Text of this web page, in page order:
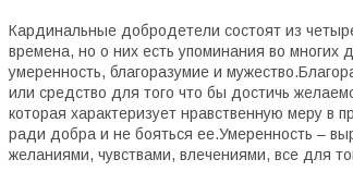
Кардинальные добродетели состоят из
времена, но о них есть упоминания во многих
умеренность, благоразумие и
или средство для того что бы достичь
которая характеризует нравственную меру в
ради добра и не бояться ее.Умеренность –
желаниями, чувствами, влечениями, все для